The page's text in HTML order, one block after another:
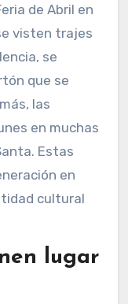
de Abril en
visten trajes
se
que se
las
en muchas
Estas
en
cultural
lugar